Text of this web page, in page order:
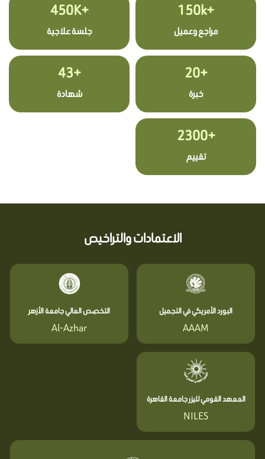
+150k
مراجع وعميل
+450K
جلسة علاجية
+20
خبرة
+43
شهادة
+2300
تقييم
الاعتمادات والتراخيص
البورد الأمريكي في التجميل
AAAM
التخصص العالي جامعة الأزهر
Al-Azhar
المعهد القومي لليزر جامعة القاهرة
NILES